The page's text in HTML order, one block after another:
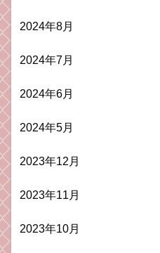
2024年8月
2024年7月
2024年6月
2024年5月
2023年12月
2023年11月
2023年10月